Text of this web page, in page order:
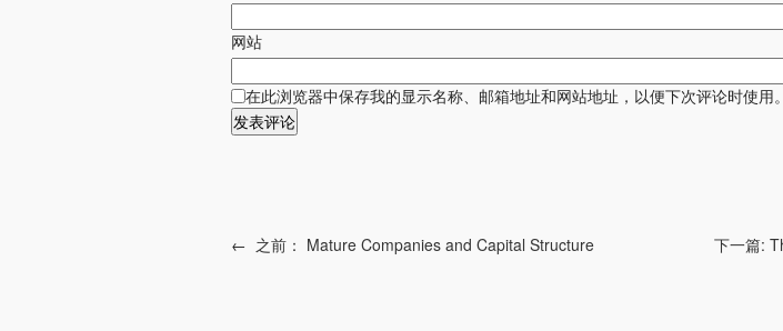
网站
在此浏览器中保存我的显示名称、邮箱地址和网站地址，以便下次评论时使用。
← 之前： Mature Companies and Capital Structure 下一篇: